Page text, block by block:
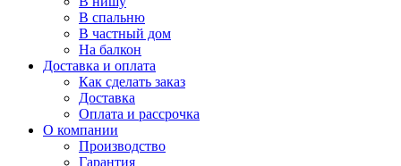
В спальню
В частный дом
На балкон
Доставка и оплата
Как сделать заказ
Доставка
Оплата и рассрочка
О компании
Производство
Гарантия